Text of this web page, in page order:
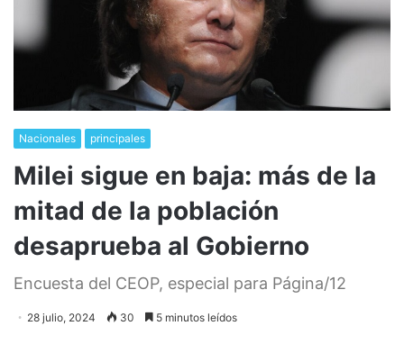
Nacionales principales
Milei sigue en baja: más de la
mitad de la población
desaprueba al Gobierno
Encuesta del CEOP, especial para Página/12
28 julio, 2024 30 5 minutos leídos